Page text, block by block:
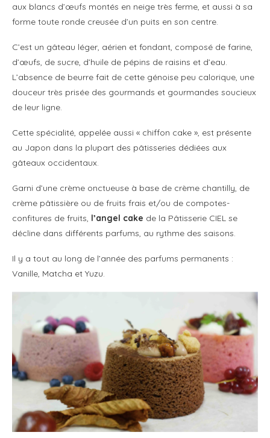
aux blancs d’œufs montés en neige très ferme, et aussi à sa
forme toute ronde creusée d’un puits en son centre.
C’est un gâteau léger, aérien et fondant, composé de farine,
d’œufs, de sucre, d’huile de pépins de raisins et d’eau.
L’absence de beurre fait de cette génoise peu calorique, une
douceur très prisée des gourmands et gourmandes soucieux
de leur ligne.
Cette spécialité, appelée aussi « chiffon cake », est présente
au Japon dans la plupart des pâtisseries dédiées aux
gâteaux occidentaux.
Garni d’une crème onctueuse à base de crème chantilly, de
crème pâtissière ou de fruits frais et/ou de compotes-
confitures de fruits, l’angel cake de la Pâtisserie CIEL se
décline dans différents parfums, au rythme des saisons.
Il y a tout au long de l’année des parfums permanents :
Vanille, Matcha et Yuzu.